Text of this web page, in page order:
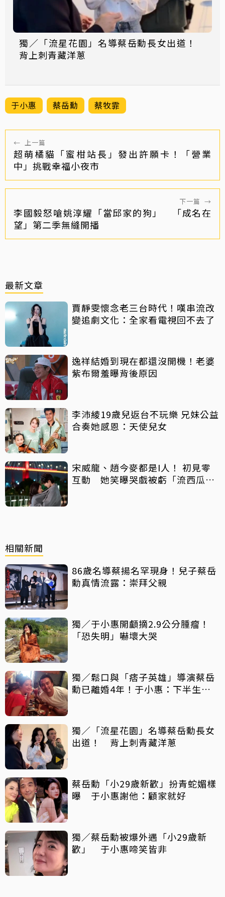
獨／「流星花園」名導蔡岳勳長女出道！
背上刺青藏洋蔥
于小惠 蔡岳勳 蔡牧霏
← 上一篇
超萌橘貓「蜜柑站長」發出許願卡！「營業
中」挑戰幸福小夜市
下一篇 →
李國毅怒嗆姚淳耀「當邱家的狗」 「成名在
望」第二季無縫開播
最新文章
賈靜雯懷念老三台時代！嘆串流改
變追劇文化：全家看電視回不去了
逸祥結婚到現在都還沒開機！老婆
紫布爾羞曝背後原因
李沛綾19歲兒返台不玩樂 兄妹公益
合奏她感恩：天使兒女
宋威龍、趙今麥都是I人！ 初見零
互動 她笑曝哭戲被虧「流西瓜
相關新聞
86歲名導蔡揚名罕現身！兒子蔡岳
勳真情流露：崇拜父親
獨／于小惠開顱摘2.9公分腫瘤！
「恐失明」嚇壞大哭
獨／鬆口與「痞子英雄」導演蔡岳
勳已離婚4年！于小惠：下半生想
獨／「流星花園」名導蔡岳勳長女
出道！ 背上刺青藏洋蔥
蔡岳勳「小29歲新歡」扮青蛇媚樣
曝 于小惠謝他：顧家就好
獨／蔡岳勳被爆外遇「小29歲新
歡」 于小惠啼笑皆非